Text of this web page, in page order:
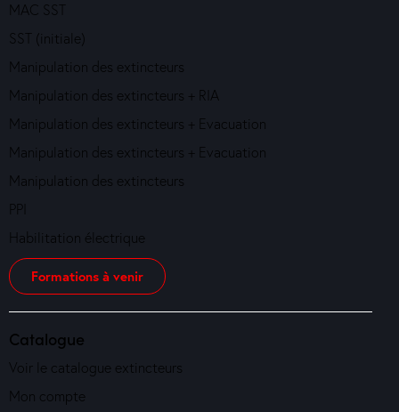
MAC SST
SST (initiale)
Manipulation des extincteurs
Manipulation des extincteurs + RIA
Manipulation des extincteurs + Evacuation
Manipulation des extincteurs + Evacuation
Manipulation des extincteurs
PPI
Habilitation électrique
Formations à venir
Catalogue
Voir le catalogue extincteurs
Mon compte